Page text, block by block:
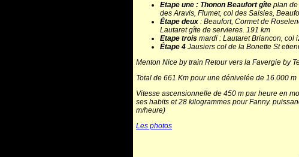
Etape une : Thonon Beaufort gîte plan
des Aravis, Flumet, col des Saisies,
Étape deux : Beaufort, Cormet de
Lautaret gîte de servieres. 191 km
Etape trois mardi : Lautaret Briancon, col
Étape 4 Jausiers col de la Bonette St
Menton Nice by train Retour vers la Favergie by
Total de 661 Km pour une dénivelée de 16.000 m
Vitesse ascensionnelle de 450 m par heure en
ses habits et 28 kilogrammes pour Fanny.
m/heure)
Les photos